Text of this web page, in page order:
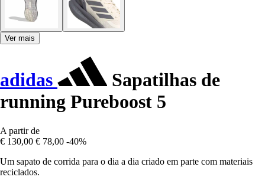
Ver mais
adidas
Sapatilhas de
running Pureboost 5
A partir de
€ 130,00 € 78,00 -40%
Um sapato de corrida para o dia a dia criado em parte com materiais
reciclados.